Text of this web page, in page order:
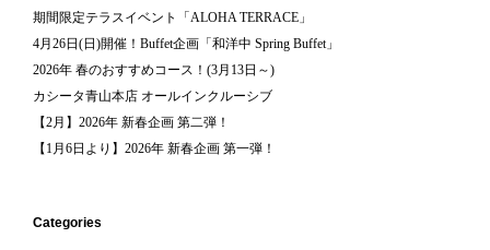
期間限定テラスイベント「ALOHA TERRACE」
4月26日(日)開催！Buffet企画「和洋中 Spring Buffet」
2026年 春のおすすめコース！(3月13日～)
カシータ青山本店 オールインクルーシブ
【2月】2026年 新春企画 第二弾！
【1月6日より】2026年 新春企画 第一弾！
Categories